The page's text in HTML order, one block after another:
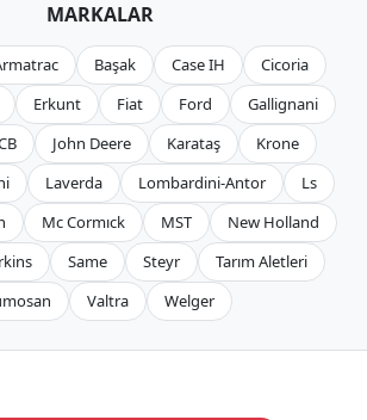
MARKALAR
Başak Case IH
Cicoria
Erkunt Fiat Ford
Gallignani
John Deere Karataş
Krone
Laverda Lombardini-Antor
Ls
Mc Cormıck MST
New Holland
Same Steyr
Tarım Aletleri
Valtra Welger